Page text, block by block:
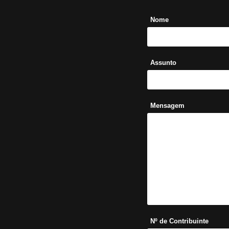
Nome
Assunto
Mensagem
Nº de Contribuinte